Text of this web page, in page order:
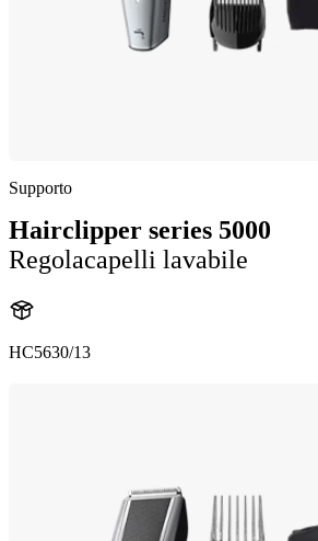
Supporto
Hairclipper series 5000
Regolacapelli lavabile
HC5630/13